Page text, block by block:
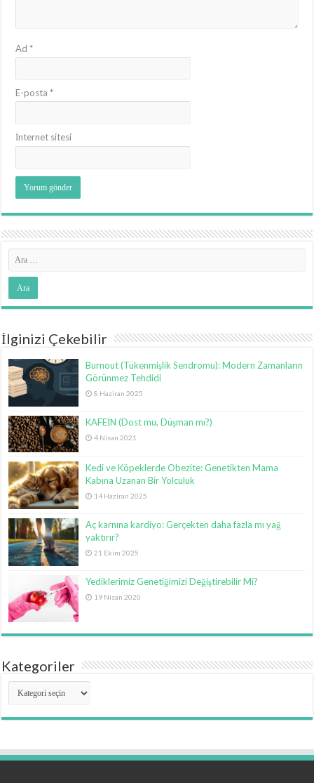
Ad*
E-posta*
İnternet sitesi
İlginizi Çekebilir
Burnout (Tükenmişlik Sendromu): Modern Zamanların
Görünmez Tehdidi
8 Haziran 2025
KAFEİN (Dost mu, Düşman mı?)
4 Nisan 2021
Kedi ve Köpeklerde Obezite: Genetikten Mama
Kabına Uzanan Bir Yolculuk
14 Haziran 2025
Aç karnına kardiyo: Gerçekten daha fazla mı yağ
yaktırır?
21 Ekim 2025
Yediklerimiz Genetiğimizi Değiştirebilir Mi?
19 Nisan 2020
Kategoriler
Kategoriler